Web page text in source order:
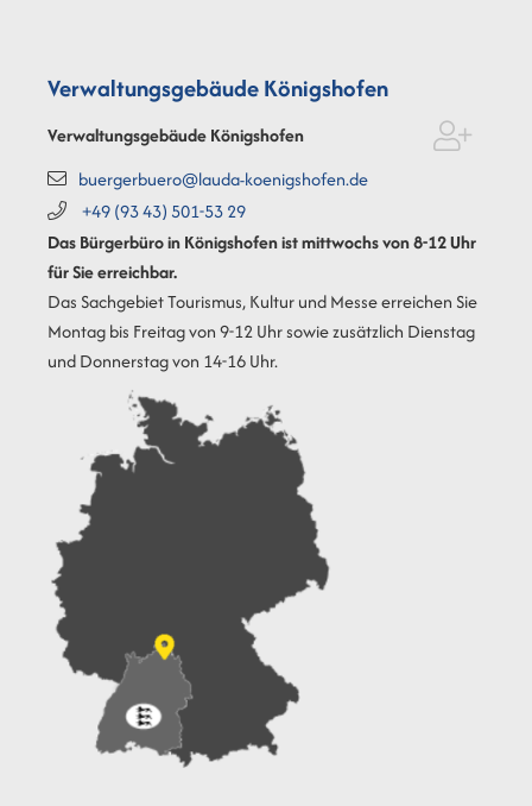
Verwaltungsgebäude Königshofen
Verwaltungsgebäude Königshofen
buergerbuero@lauda-koenigshofen.de
+49 (9343) 501-5329
Das Bürgerbüro in Königshofen ist mittwochs von 8-12 Uhr
für Sie erreichbar.
Das Sachgebiet Tourismus, Kultur und Messe erreichen Sie
Montag bis Freitag von 9-12 Uhr sowie zusätzlich Dienstag
und Donnerstag von 14-16 Uhr.